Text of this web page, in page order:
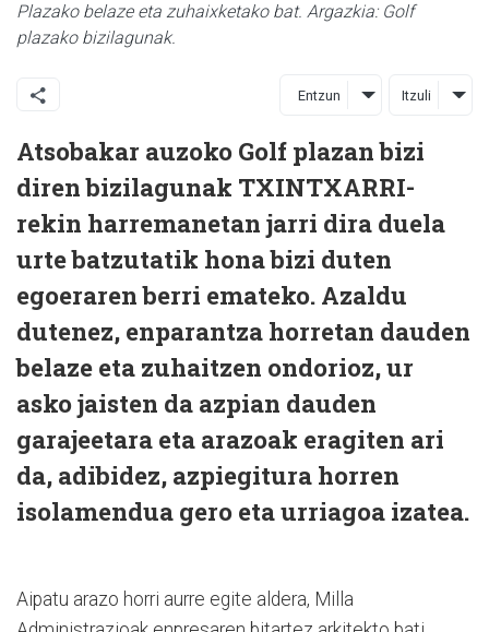
Plazako belaze eta zuhaixketako bat. Argazkia: Golf
plazako bizilagunak.
Entzun Itzuli
Atsobakar auzoko Golf plazan bizi
diren bizilagunak TXINTXARRI-
rekin harremanetan jarri dira duela
urte batzutatik hona bizi duten
egoeraren berri emateko. Azaldu
dutenez, enparantza horretan dauden
belaze eta zuhaitzen ondorioz, ur
asko jaisten da azpian dauden
garajeetara eta arazoak eragiten ari
da, adibidez, azpiegitura horren
isolamendua gero eta urriagoa izatea.
Aipatu arazo horri aurre egite aldera, Milla